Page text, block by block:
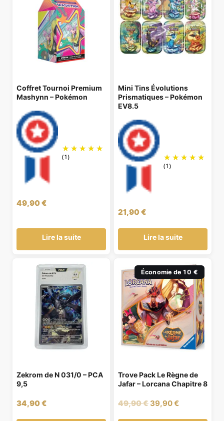
Coffret Tournoi Premium
Mashynn – Pokémon
(1)
49,90€
Lire la suite
Mini Tins Évolutions
Prismatiques – Pokémon
EV8.5
(1)
21,90€
Lire la suite
Zekrom de N 031/0 – PCA
9,5
34,90€
Économie de 10 €
Trove Pack Le Règne de
Jafar – Lorcana Chapitre 8
49,90€ Le
39,90€Le